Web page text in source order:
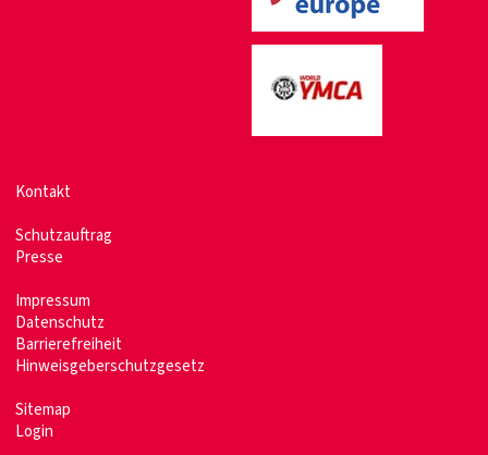
Kontakt
Schutzauftrag
Presse
Impressum
Datenschutz
Barrierefreiheit
Hinweisgeberschutzgesetz
Sitemap
Login